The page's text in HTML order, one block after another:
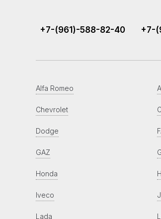
+7-(961)-588-82-40 +7-
Alfa Romeo
Chevrolet
Dodge
GAZ
Honda
Iveco
Lada